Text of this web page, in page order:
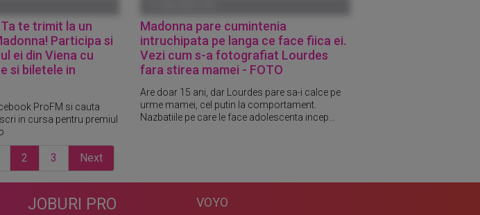
te trimit la un
Participa si
ei din Viena cu
si biletele in
ProFM si cauta
in cursa pentru premiul
Madonna pare cumintenia
intruchipata pe langa ce face fiica ei.
Vezi cum s-a fotografiat Lourdes
fara stirea mamei - FOTO
Are doar 15 ani, dar Lourdes pare sa-i calce pe
urme mamei, cel putin la comportament.
Nazbatiile pe care le face adolescenta incep...
2 3 Next
JOBURI PRO VOYO